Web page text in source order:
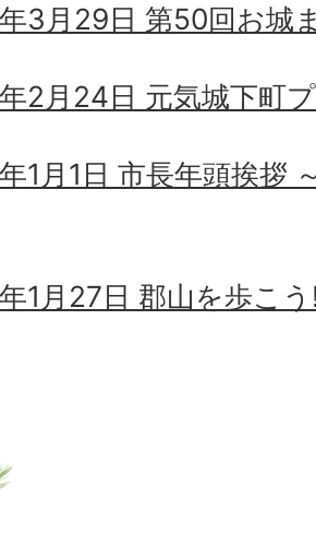
3月29日 第50回お城
2月24日 元気城下町
1月1日 市長年頭挨拶
1月27日 郡山を歩こ